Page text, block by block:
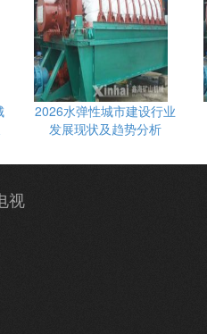
2026水弹性城市建设行业
发展现状及趋势分析
视